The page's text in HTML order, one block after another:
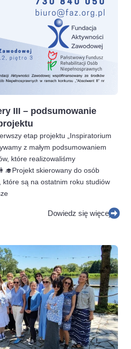
III – podsumowanie
etap projektu „Inspiratorium
z małym podsumowaniem
które realizowaliśmy
skierowany do osób
które są na ostatnim roku studiów
Dowiedz się więcej